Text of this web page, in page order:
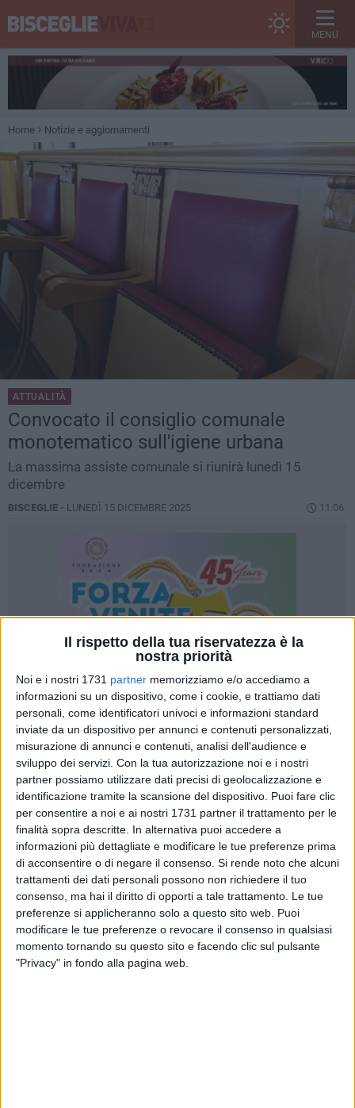
Il rispetto della tua riservatezza è la
nostra priorità
Noi e i nostri 1731 partner memorizziamo e/o accediamo a
informazioni su un dispositivo, come i cookie, e trattiamo dati
personali, come identificatori univoci e informazioni standard
inviate da un dispositivo per annunci e contenuti personalizzati,
misurazione di annunci e contenuti, analisi dell'audience e
sviluppo dei servizi. Con la tua autorizzazione noi e i nostri
partner possiamo utilizzare dati precisi di geolocalizzazione e
identificazione tramite la scansione del dispositivo. Puoi fare clic
per consentire a noi e ai nostri 1731 partner il trattamento per le
finalità sopra descritte. In alternativa puoi accedere a
informazioni più dettagliate e modificare le tue preferenze prima
di acconsentire o di negare il consenso. Si rende noto che alcuni
trattamenti dei dati personali possono non richiedere il tuo
consenso, ma hai il diritto di opporti a tale trattamento. Le tue
preferenze si applicheranno solo a questo sito web. Puoi
modificare le tue preferenze o revocare il consenso in qualsiasi
momento tornando su questo sito e facendo clic sul pulsante
"Privacy" in fondo alla pagina web.
MENU
Home Notizie e aggiornamenti
ATTUALITÀ
Convocato il consiglio comunale
monotematico sull'igiene urbana
La massima assiste comunale si riunirà lunedì 15
dicembre
BISCEGLIE - LUNEDÌ 15 DICEMBRE 2025 11.06
1
Si terrà lunedì 15 dicembre il consiglio comunale
monotematico sullo stato dell'igiene urbana e sulla gestione
del servizio di raccolta rifiuti così come richiesta protocollata
lo scorso 20 novembre da alcuni consiglieri comunali.
Il Consiglio Comunale che si riunirà in seduta ordinaria e
svolgimento in presenza, presso la sala consiliare "On. Prof.
Giovanni Battista BRUNI", si riunirà alle 16:30 in prima